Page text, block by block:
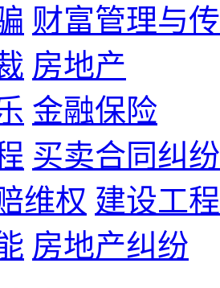
财富管理与
房地产
金融保险
买卖合同纠纷
维权 建设工程
房地产纠纷